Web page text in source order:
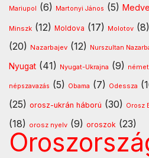
Mariupol (6) Martonyi János (5)
Minszk (12) Moldova (17) Molotov (8)
(20) Nazarbajev (12) Nurszultan
Nyugat (41) Nyugat-Ukrajna (9)
népszavazás (5) Obama (7) Odessza
(25) orosz-ukrán háború (30) Orosz
(18) orosz nyelv (9) oroszok (23)